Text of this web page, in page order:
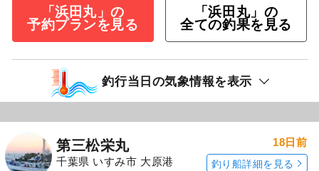
「浜田丸」の
予約プランを見る
「浜田丸」の
全ての釣果を見る
釣行当日の気象情報を表示
第三松栄丸
千葉県 いすみ市 大原港
18日前
釣り船詳細を見る